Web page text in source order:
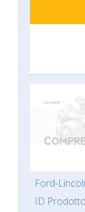
Ford-
ID